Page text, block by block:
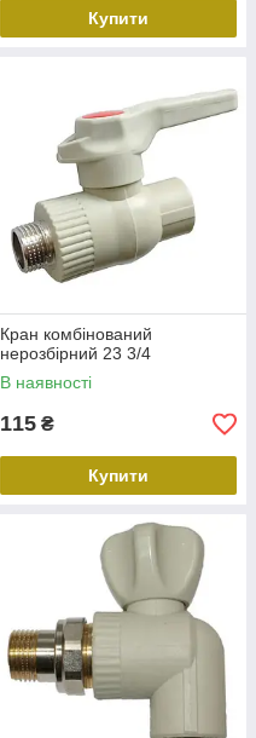
Купити
Кран комбінований
нерозбірний 23 3/4
В наявності
115 ₴
Купити